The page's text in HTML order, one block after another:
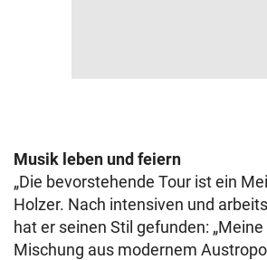
Musik leben und feiern
„Die bevorstehende Tour ist ein
Holzer. Nach intensiven und
hat er seinen Stil gefunden:
Mischung aus modernem